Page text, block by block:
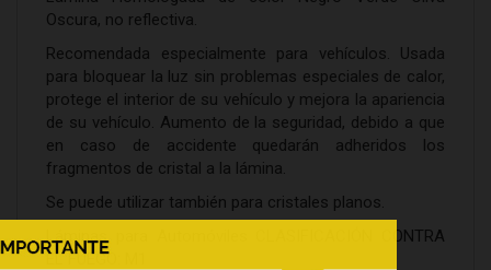
Oscura, no reflectiva.
Recomendada especialmente para vehículos. Usada
para bloquear la luz sin problemas especiales de calor,
protege el interior de su vehículo y mejora la apariencia
de su vehículo. Aumento de la seguridad, debido a que
en caso de accidente quedarán adheridos los
fragmentos de cristal a la lámina.
Se puede utilizar también para cristales planos.
Láminas para Automóviles CLASIFICACIÓN CONTRA
EL FUEGO: M1